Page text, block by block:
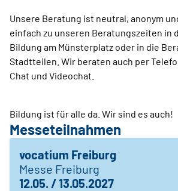
Unsere Beratung ist neutral, anonym
einfach zu unseren Beratungszeiten in
Bildung am Münsterplatz oder in die
Stadtteilen. Wir beraten auch per
Chat und Videochat.
Bildung ist für alle da. Wir sind es auch!
Messeteilnahmen
vocatium Freiburg
Messe Freiburg
12.05. / 13.05.2027